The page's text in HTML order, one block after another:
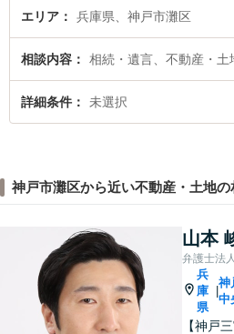
エリア 兵庫県、神戸市灘区
相談内容 相続・遺言、不動産・土
詳細条件 未選択
神戸市灘区から近い不動産・土地
山本
弁護士法
兵
庫
県
神
中
【神戸